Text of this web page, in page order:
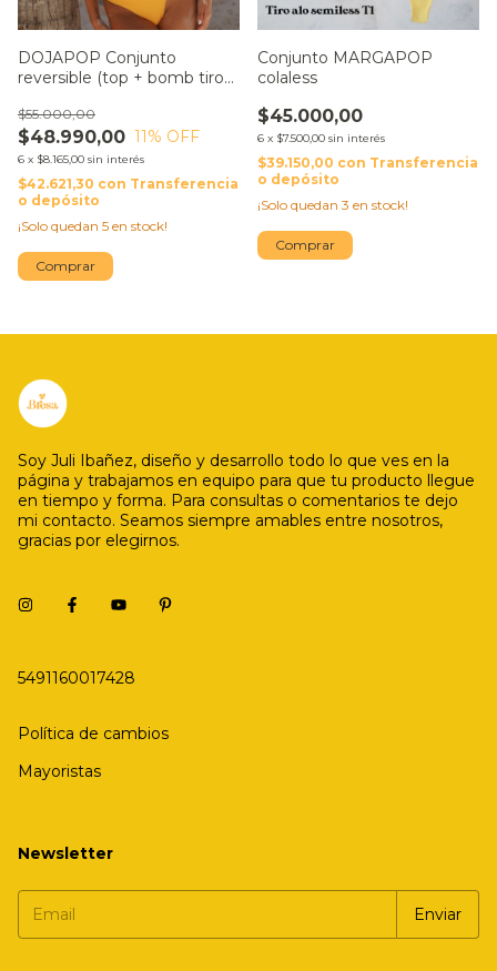
DOJAPOP Conjunto
reversible (top + bomb tiro
$48.990,00
$55.000,00
11 % OFF
6 x $8.165,00 sin interés
$42.621,30 con Transferencia
o depósito
¡Solo quedan 5 en stock!
Comprar
Conjunto MARGAPOP
colaless
$45.000,00
6 x $7.500,00 sin interés
$39.150,00 con Transferencia
o depósito
¡Solo quedan 3 en stock!
Comprar
Soy Juli Ibañez, diseño y desarrollo todo lo que ves en la
página y trabajamos en equipo para que tu producto llegue
en tiempo y forma. Para consultas o comentarios te dejo
mi contacto. Seamos siempre amables entre nosotros,
gracias por elegirnos.
5491160017428
Política de cambios
Mayoristas
Newsletter